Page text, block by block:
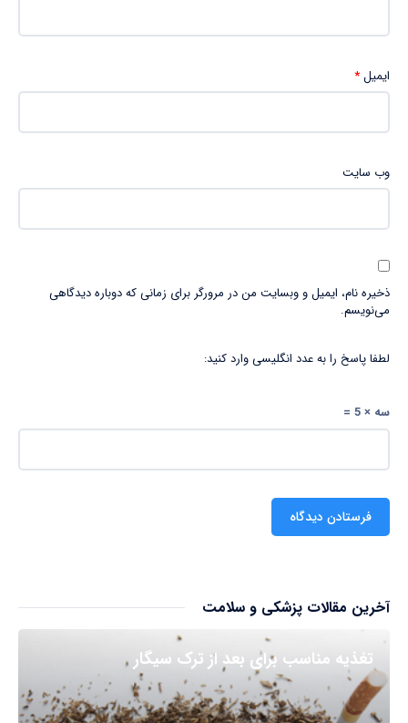
ایمیل*
وب‌ سایت
ذخیره نام، ایمیل و وبسایت من در مرورگر برای زمانی که دوباره دیدگاهی
می‌نویسم.
لطفا پاسخ را به عدد انگلیسی وارد کنید:
سه × 5 =
آخرین مقالات پزشکی و سلامت
تغذیه مناسب برای بعد از ترک سیگار